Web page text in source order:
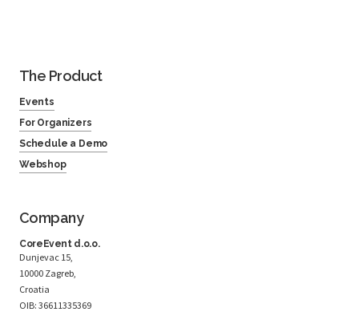
The Product
Events
For Organizers
Schedule a Demo
Webshop
Company
CoreEvent d.o.o.
Dunjevac 15,
10000 Zagreb,
Croatia
OIB: 36611335369